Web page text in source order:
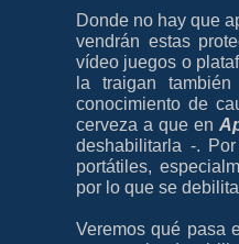
Donde no hay que
vendrán estas
vídeo juegos o
la traigan
conocimiento de
cerveza a que en
deshabilitarla -.
portátiles,
por lo que se
Veremos qué pasa